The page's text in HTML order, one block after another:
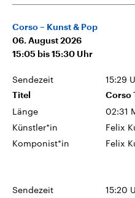
Corso – Kunst & Pop
06. August 2026
15:05 bis 15:30 Uhr
Sendezeit 15:29
Titel Corso
Länge
02:31
Künstler*in
Felix
Komponist*in
Felix
Sendezeit 15:20